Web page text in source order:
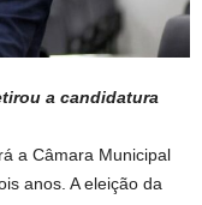
a candidatura
a Câmara Municipal
anos. A eleição da